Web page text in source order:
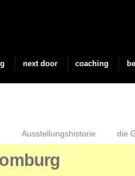
next door coaching
Ausstellungshistorie die